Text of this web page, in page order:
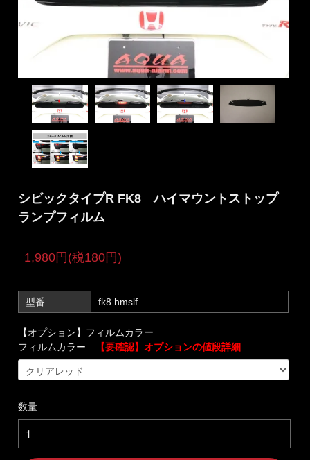
シビックタイプR FK8 ハイマウントストップ
ランプフィルム
1,980円(税180円)
型番 fk8 hmslf
【オプション】フィルムカラー
フィルムカラー
【要確認】オプションの値段詳細
数量